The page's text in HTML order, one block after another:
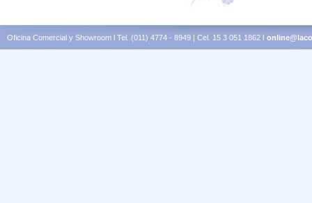
Oficina Comercial y Showroom l Tel. (011) 4774 - 8949 | Cel. 15 3 051 1862 l